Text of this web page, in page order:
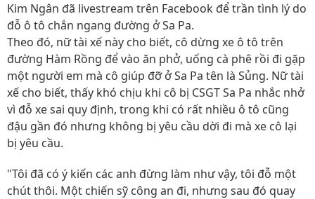
Kim Ngân đã livestream trên Facebook để trần tình lý do
đỗ ô tô chắn ngang đường ở Sa Pa.
Theo đó, nữ tài xế này cho biết, cô dừng xe ô tô trên
đường Hàm Rồng để vào ăn phở, uống cà phê rồi đi gặp
một người em mà cô giúp đỡ ở Sa Pa tên là Sủng. Nữ tài
xế cho biết, thấy khó chịu khi cô bị CSGT Sa Pa nhắc nhở
vì đỗ xe sai quy định, trong khi có rất nhiều ô tô cũng
đậu gần đó nhưng không bị yêu cầu dời đi mà xe cô lại
bị yêu cầu.
"Tôi đã có ý kiến các anh đừng làm như vậy, tôi đỗ một
chút thôi. Một chiến sỹ công an đi, nhưng sau đó quay